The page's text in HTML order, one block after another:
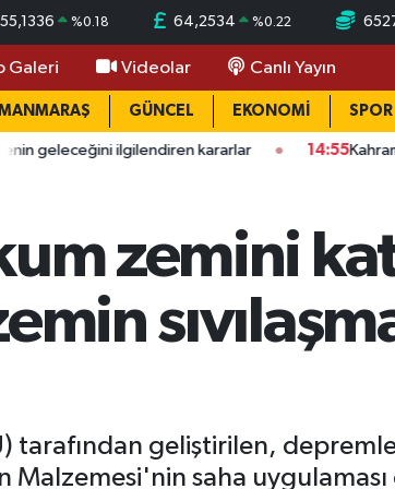
55,1336 %0.18 64,2534 %0.22
Galeri Videolar Canlı Yayın
GÜNCEL EKONOMİ SPOR
ilgilendiren kararlar 14:55
zemini
tarafından geliştirilen,
Malzemesi'nin saha